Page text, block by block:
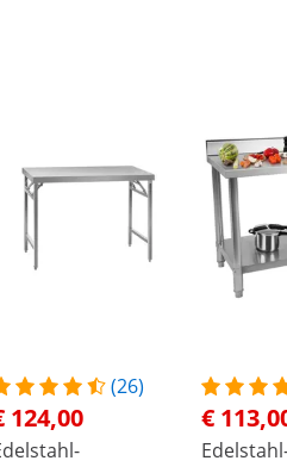
(26)
124,00 €